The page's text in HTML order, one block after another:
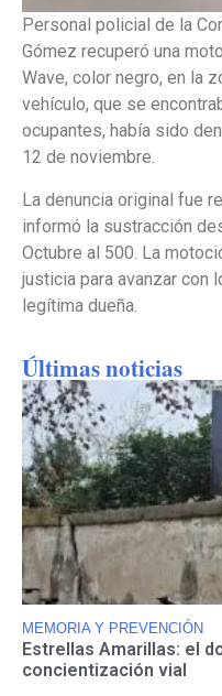
Personal policial de la
Gómez recuperó una
Wave, color negro, en la
vehículo, que se
ocupantes, había sido
12 de noviembre.
La denuncia original fue
informó la sustracción
Octubre al 500. La
justicia para avanzar con
legítima dueña.
Últimas noticias
MEMORIA Y PREVENCIÓN
Estrellas Amarillas: el
concientización vial